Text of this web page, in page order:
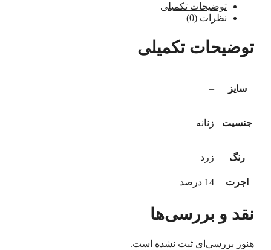
توضیحات تکمیلی
نظرات (0)
توضیحات تکمیلی
سایز –
جنسیت زنانه
رنگ زرد
اجرت 14 درصد
نقد و بررسی‌ها
هنوز بررسی‌ای ثبت نشده است.